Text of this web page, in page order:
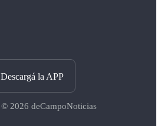
Descargá la APP
2026 deCampoNoticias